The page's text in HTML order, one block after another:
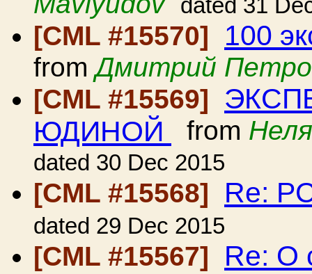
dated 31
[CML #15570] 100
fromДмитрий
[CML #15569]
ЮДИНОЙ from
dated 30 Dec 2015
[CML #15568] Re:
dated 29 Dec 2015
[CML #15567] Re: О